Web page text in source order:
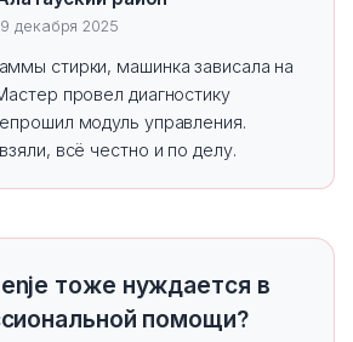
декабря 2025
стирки, машинка зависала на
провел диагностику
модуль управления.
всё честно и по делу.
тоже нуждается в
помощи?